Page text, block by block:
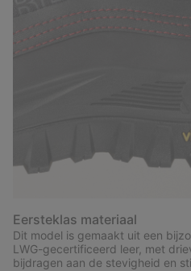
Eersteklas materiaal
Dit model is gemaakt uit een
LWG-gecertificeerd leer, met
bijdragen aan de stevigheid en